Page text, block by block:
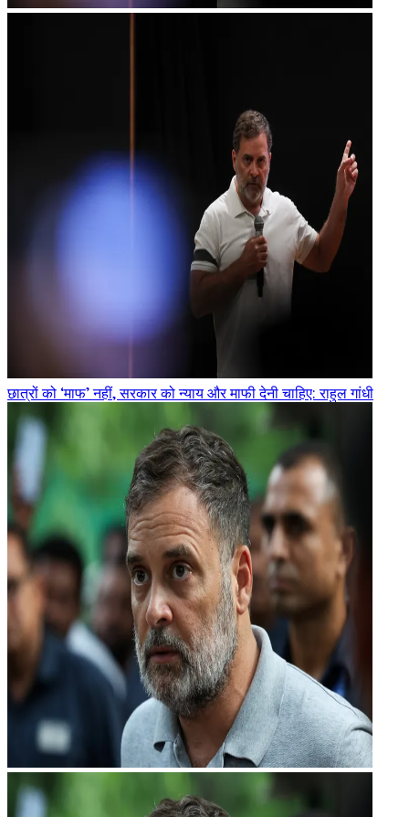
छात्रों को ‘माफ’ नहीं, सरकार को न्याय और माफी देनी चाहिए: राहुल गांधी